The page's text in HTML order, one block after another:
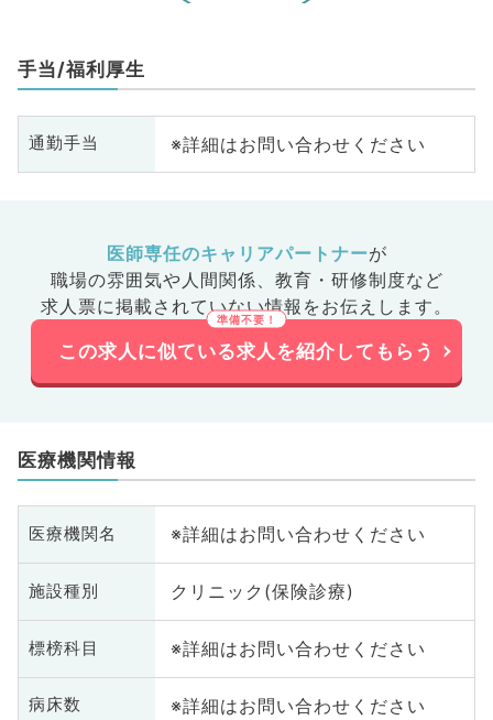
手当/福利厚生
通勤手当 ※詳細はお問い合わせください
医師専任のキャリアパートナーが
職場の雰囲気や人間関係、 教育・研修制度など
求人票に掲載されていない情報をお伝えします。
この求人に似ている求人を紹介してもらう
医療機関情報
医療機関名 ※詳細はお問い合わせください
施設種別 クリニック(保険診療)
標榜科目 ※詳細はお問い合わせください
病床数 ※詳細はお問い合わせください